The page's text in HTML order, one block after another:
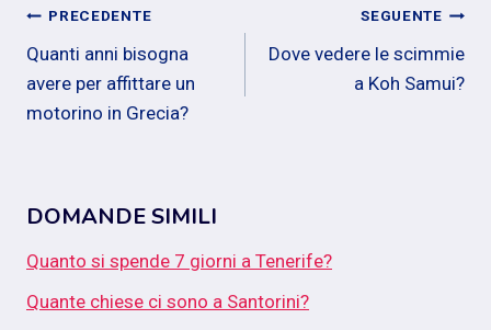
Navigazione
articoli
PRECEDENTE
Quanti anni bisogna
avere per affittare un
motorino in Grecia?
SEGUENTE
Dove vedere le scimmie
a Koh Samui?
DOMANDE SIMILI
Quanto si spende 7 giorni a Tenerife?
Quante chiese ci sono a Santorini?